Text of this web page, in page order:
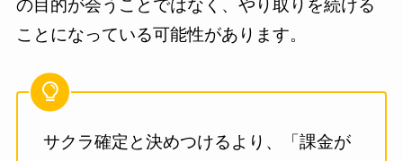
の目的が会うことではなく、やり取りを続ける
ことになっている可能性があります。
サクラ確定と決めつけるより、「課金が